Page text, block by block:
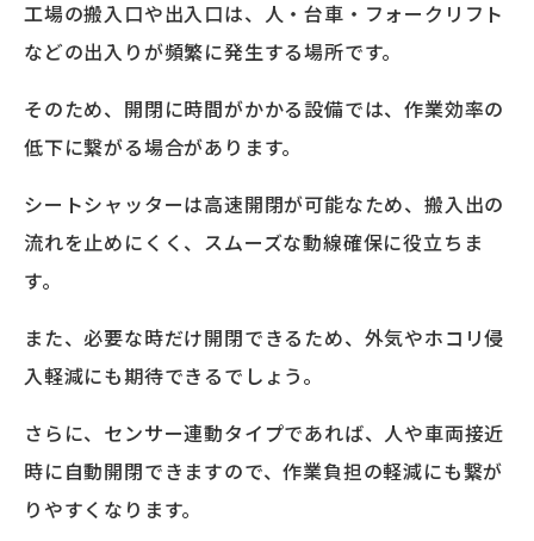
工場の搬入口や出入口は、人・台車・フォークリフト
などの出入りが頻繁に発生する場所です。
そのため、開閉に時間がかかる設備では、作業効率の
低下に繋がる場合があります。
シートシャッターは高速開閉が可能なため、搬入出の
流れを止めにくく、スムーズな動線確保に役立ちま
す。
また、必要な時だけ開閉できるため、外気やホコリ侵
入軽減にも期待できるでしょう。
さらに、センサー連動タイプであれば、人や車両接近
時に自動開閉できますので、作業負担の軽減にも繋が
りやすくなります。